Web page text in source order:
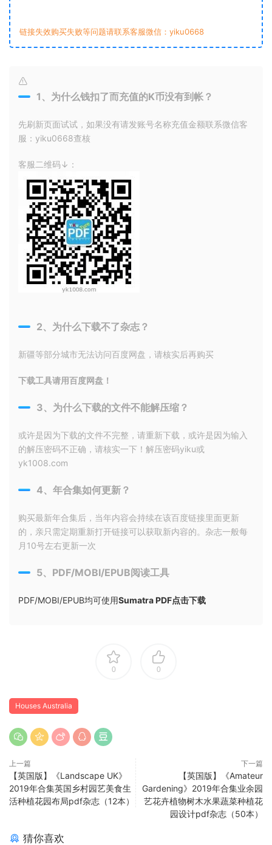
链接失效购买失败等问题请联系客服微信：yiku0668
1、为什么钱扣了而充值的K币没有到帐？
先刷新页面试试，如果没有请发账号名称充值金额联系微信客
服：yiku0668查核
客服二维码↓：
2、为什么下载不了杂志？
新疆等部分城市无法访问百度网盘，请核实后再购买
下载工具请用百度网盘！
3、为什么下载的文件不能解压缩？
或许是因为下载的文件不完整，请重新下载，或许是因为输入
的解压密码不正确，请核实一下！解压密码yiku或
yk1008.com
4、年合集如何更新？
购买最新年合集后，当年内容会持续在该百度链接里面更新
的，亲只需定期重新打开链接可以获取新内容的。杂志一般每
月10号左右更新一次
5、PDF/MOBI/EPUB阅读工具
PDF/MOBI/EPUB均可使用Sumatra PDF点击下载
0 0
Houses Australia
上一篇
【英国版】《Landscape UK》
2019年合集英国乡村园艺美食生
活种植花园布局pdf杂志（12本）
下一篇
【英国版】《Amateur
Gardening》2019年合集业余园
艺花卉植物树木水果蔬菜种植花
园设计pdf杂志（50本）
猜你喜欢